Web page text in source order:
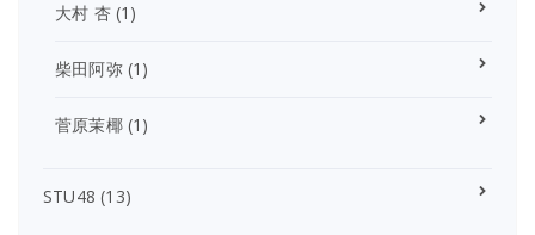
大村 杏(1)
柴田阿弥(1)
菅原茉椰(1)
STU48 (13)